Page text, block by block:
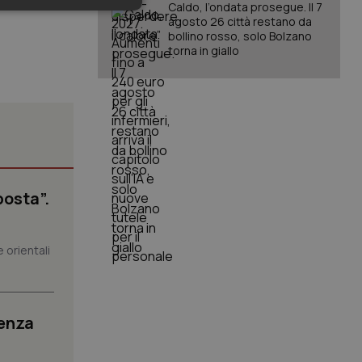
orientali
Caldo, l’ondata prosegue. Il 7
agosto 26 città restano da
bollino rosso, solo Bolzano
torna in giallo
e
che le loro
future.
Cookie-
che il banner